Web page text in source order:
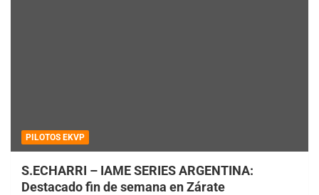
PILOTOS EKVP
S.ECHARRI – IAME SERIES ARGENTINA:
Destacado fin de semana en Zárate